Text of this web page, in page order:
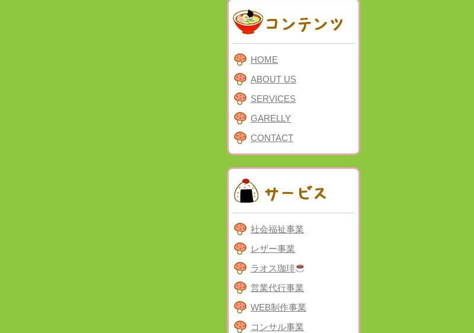
HOME
ABOUT US
SERVICES
GARELLY
CONTACT
社会福祉事業
レザー事業
ラオス珈琲
営業代行事業
WEB制作事業
コンサル事業